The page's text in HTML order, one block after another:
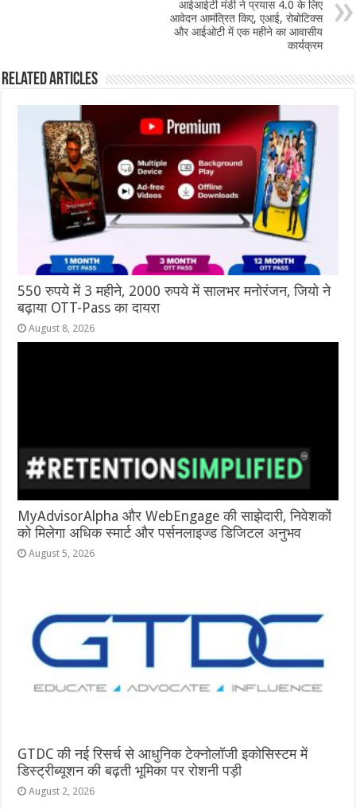
आईआईटी मंडी ने प्रयास 4.0 के लिए
आवेदन आमंत्रित किए, एआई, रोबोटिक्स
और आईओटी में एक महीने का आवासीय
कार्यक्रम
Related Articles
550 रुपये में 3 महीने, 2000 रुपये में सालभर मनोरंजन, जियो ने
बढ़ाया OTT-Pass का दायरा
August 8, 2026
MyAdvisorAlpha और WebEngage की साझेदारी, निवेशकों
को मिलेगा अधिक स्मार्ट और पर्सनलाइज्ड डिजिटल अनुभव
August 5, 2026
GTDC की नई रिसर्च से आधुनिक टेक्नोलॉजी इकोसिस्टम में
डिस्ट्रीब्यूशन की बढ़ती भूमिका पर रोशनी पड़ी
August 2, 2026